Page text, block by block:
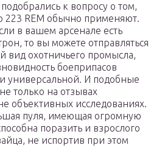
к вопросу о том,
223 REM обычно применяют.
в вашем арсенале есть
то вы можете отправляться
вид охотничьего промысла,
боеприпасов
универсальной. И подобные
только на отзывах
объективных исследованиях.
пуля, имеющая огромную
поразить и взрослого
не испортив при этом